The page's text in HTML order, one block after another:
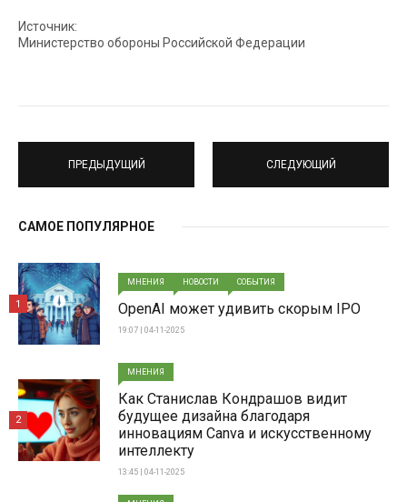
Источник:
Министерство обороны Российской Федерации
ПРЕДЫДУЩИЙ СЛЕДУЮЩИЙ
САМОЕ ПОПУЛЯРНОЕ
МНЕНИЯ НОВОСТИ СОБЫТИЯ
OpenAI может удивить скорым IPO
19:07 | 04-11-2025
1
МНЕНИЯ
Как Станислав Кондрашов видит
будущее дизайна благодаря
инновациям Canva и искусственному
интеллекту
13:45 | 04-11-2025
2